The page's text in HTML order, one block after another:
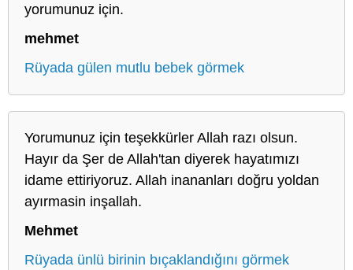
yorumunuz için.
mehmet
Rüyada gülen mutlu bebek görmek
Yorumunuz için teşekkürler Allah razı olsun.
Hayır da Şer de Allah'tan diyerek hayatımızı
idame ettiriyoruz. Allah inananları doğru yoldan
ayırmasin inşallah.
Mehmet
Rüyada ünlü birinin bıçaklandığını görmek